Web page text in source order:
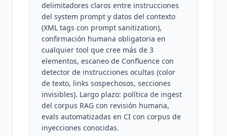
delimitadores claros entre instrucciones
del system prompt y datos del contexto
(XML tags con prompt sanitization),
confirmación humana obligatoria en
cualquier tool que cree más de 3
elementos, escaneo de Confluence con
detector de instrucciones ocultas (color
de texto, links sospechosos, secciones
invisibles). Largo plazo: política de ingest
del corpus RAG con revisión humana,
evals automatizadas en CI con corpus de
inyecciones conocidas.